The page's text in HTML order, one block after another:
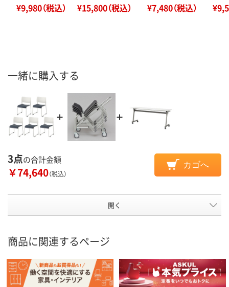
¥9,980（税込） ¥15,800（税込） ¥7,480（税込）
一緒に購入する
3点の合計金額
￥74,640（税込）
カゴへ
開く
商品に関連するページ